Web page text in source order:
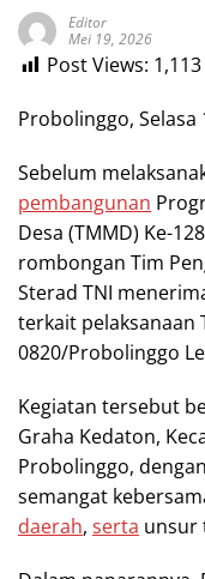
Editor
Mei 19, 2026
Post Views: 1,113
Probolinggo, Selasa
Sebelum
pembangunan
Desa (TMMD) Ke-
rombongan Tim
Sterad TNI
terkait pelaksanaan
0820/Probolinggo
Kegiatan tersebut
Graha Kedaton,
Probolinggo,
semangat
daerah, serta unsur